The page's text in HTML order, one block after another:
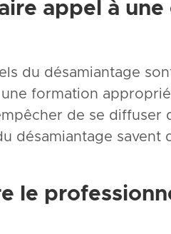
appel à
du désamiantage
une formation
de se diffuser
désamiantage savent
le